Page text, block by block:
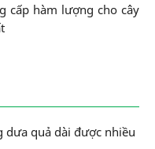
cấp hàm lượng cho cây
dưa quả dài được nhiều